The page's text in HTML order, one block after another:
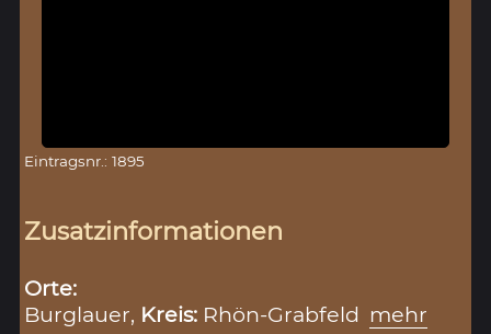
Eintragsnr.: 1895
Zusatzinformationen
Orte:
Burglauer, Kreis: Rhön-Grabfeld mehr